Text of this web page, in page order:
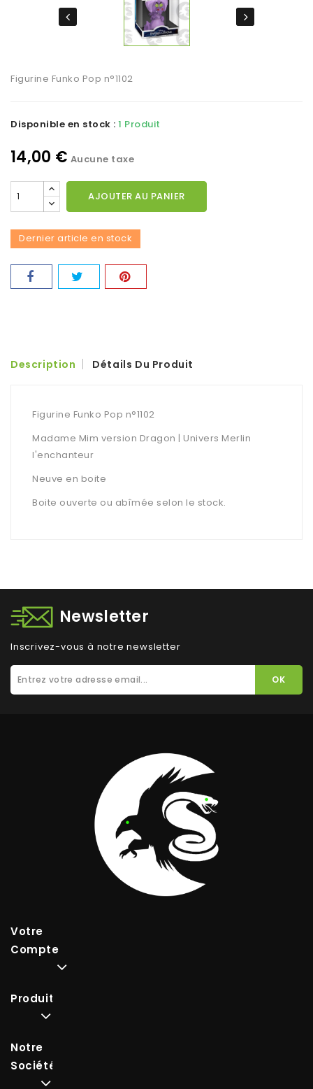
Figurine Funko Pop n°1102
Disponible en stock : 1 Produit
14,00 € Aucune taxe
AJOUTER AU PANIER
Dernier article en stock
Description Détails Du Produit
Figurine Funko Pop n°1102
Madame Mim version Dragon | Univers Merlin
l'enchanteur
Neuve en boite
Boite ouverte ou abîmée selon le stock.
Newsletter
Inscrivez-vous à notre newsletter
Votre
Compte
Produits
Notre
Société